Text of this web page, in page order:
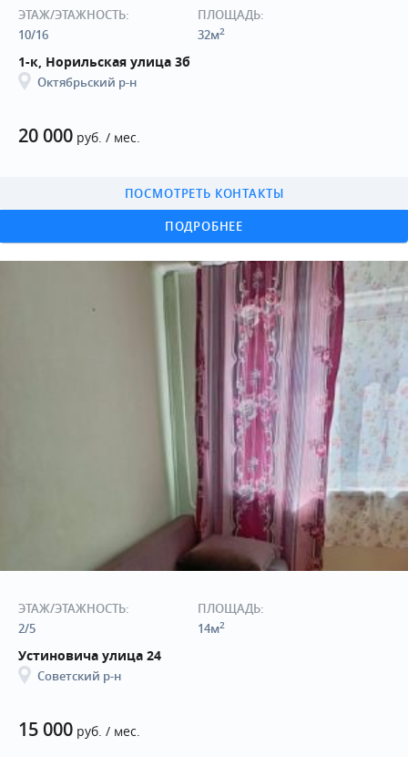
20 000 руб. / мес.
1-к, Норильская улица 3б
Октябрьский р-н
ПОДРОБНЕЕ
ПОСМОТРЕТЬ КОНТАКТЫ
ЭТАЖ/ЭТАЖНОСТЬ:
10/16
ПЛОЩАДЬ:
32м2
15 000 руб. / мес.
Устиновича улица 24
Советский р-н
ЭТАЖ/ЭТАЖНОСТЬ:
2/5
ПЛОЩАДЬ:
14м2